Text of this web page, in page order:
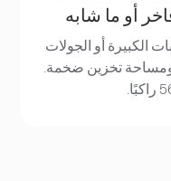
الكبيرة أو الجولات
ومساحة تخزين ضخمة.